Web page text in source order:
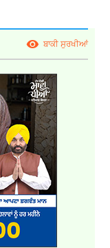
ਬਾਕੀ ਸੁਰਖੀਆਂ